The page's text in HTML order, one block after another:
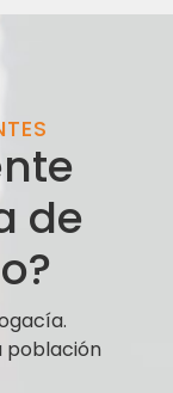
de
población